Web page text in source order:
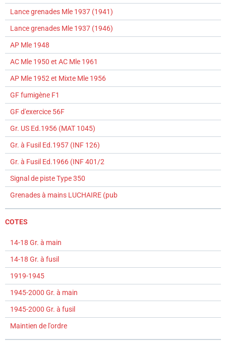
Lance grenades Mle 1937 (1941)
Lance grenades Mle 1937 (1946)
AP Mle 1948
AC Mle 1950 et AC Mle 1961
AP Mle 1952 et Mixte Mle 1956
GF fumigène F1
GF d'exercice 56F
Gr. US Ed.1956 (MAT 1045)
Gr. à Fusil Ed.1957 (INF 126)
Gr. à Fusil Ed.1966 (INF 401/2
Signal de piste Type 350
Grenades à mains LUCHAIRE (pub
COTES
14-18 Gr. à main
14-18 Gr. à fusil
1919-1945
1945-2000 Gr. à main
1945-2000 Gr. à fusil
Maintien de l'ordre